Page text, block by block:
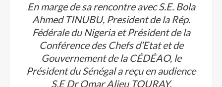
En marge de sa rencontre avec S.E. Bola
Ahmed TINUBU, President de la Rép.
Fédérale du Nigeria et Président de la
Conférence des Chefs d’Etat et de
Gouvernement de la CÉDÉAO, le
Président du Sénégal a reçu en audience
S.E Dr Omar Alieu TOURAY.